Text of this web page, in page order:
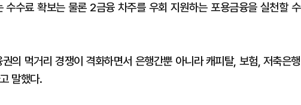
수수료 확보는 물론 2금융 차주를 우회 지원하는 포용금융을 실천할 수
의 먹거리 경쟁이 격화하면서 은행간뿐 아니라 캐피탈, 보험, 저축은행
말했다.